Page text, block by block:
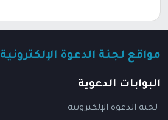
مواقع لجنة الدعوة الإلكترونية
البوابات الدعوية
لجنة الدعوة الإلكترونية